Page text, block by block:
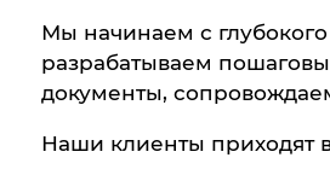
Мы начинаем с
разрабатываем
документы,
Наши клиенты приходят